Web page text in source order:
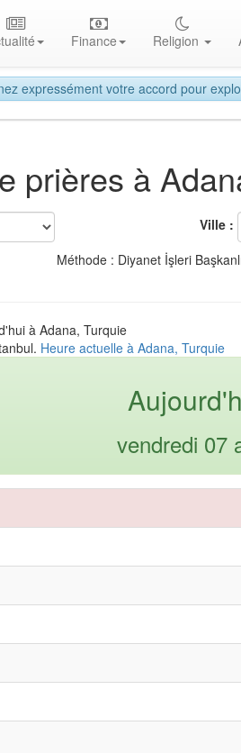
expressément votre accord pour
Finance Religion
prières à
Ville :
Méthode : Diyanet İşleri
à Adana, Turquie
Heure actuelle à Adana, Turquie
vendredi 07